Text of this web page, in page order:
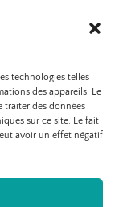
technologies telles
des appareils. Le
traiter des données
sur ce site. Le fait
avoir un effet négatif